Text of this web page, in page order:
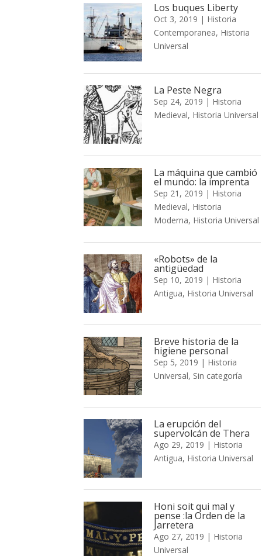
Los buques Liberty
Oct 3, 2019 | Historia
Contemporanea, Historia
Universal
La Peste Negra
Sep 24, 2019 | Historia
Medieval, Historia Universal
La máquina que cambió
el mundo: la imprenta
Sep 21, 2019 | Historia
Medieval, Historia
Moderna, Historia Universal
«Robots» de la
antigüedad
Sep 10, 2019 | Historia
Antigua, Historia Universal
Breve historia de la
higiene personal
Sep 5, 2019 | Historia
Universal, Sin categoría
La erupción del
supervolcán de Thera
Ago 29, 2019 | Historia
Antigua, Historia Universal
Honi soit qui mal y
pense :la Orden de la
Jarretera
Ago 27, 2019 | Historia
Universal